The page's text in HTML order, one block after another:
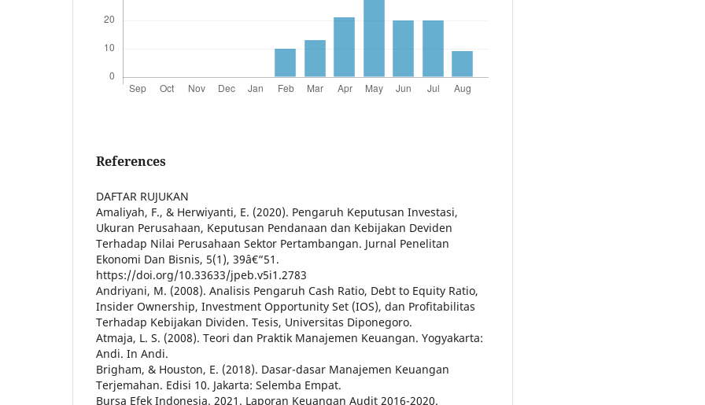
References
DAFTAR RUJUKAN
Amaliyah, F., & Herwiyanti, E. (2020). Pengaruh Keputusan Investasi,
Ukuran Perusahaan, Keputusan Pendanaan dan Kebijakan Deviden
Terhadap Nilai Perusahaan Sektor Pertambangan. Jurnal Penelitan
Ekonomi Dan Bisnis, 5(1), 39â€“51.
https://doi.org/10.33633/jpeb.v5i1.2783
Andriyani, M. (2008). Analisis Pengaruh Cash Ratio, Debt to Equity Ratio,
Insider Ownership, Investment Opportunity Set (IOS), dan Profitabilitas
Terhadap Kebijakan Dividen. Tesis, Universitas Diponegoro.
Atmaja, L. S. (2008). Teori dan Praktik Manajemen Keuangan. Yogyakarta:
Andi. In Andi.
Brigham, & Houston, E. (2018). Dasar-dasar Manajemen Keuangan
Terjemahan. Edisi 10. Jakarta: Selemba Empat.
Bursa Efek Indonesia. 2021. Laporan Keuangan Audit 2016-2020.